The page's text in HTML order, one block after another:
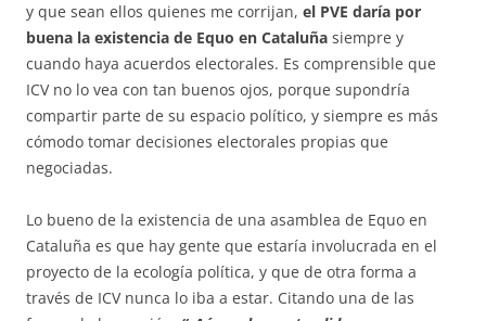
y que sean ellos quienes me corrijan, el PVE daría por
buena la existencia de Equo en Cataluña siempre y
cuando haya acuerdos electorales. Es comprensible que
ICV no lo vea con tan buenos ojos, porque supondría
compartir parte de su espacio político, y siempre es más
cómodo tomar decisiones electorales propias que
negociadas.
Lo bueno de la existencia de una asamblea de Equo en
Cataluña es que hay gente que estaría involucrada en el
proyecto de la ecología política, y que de otra forma a
través de ICV nunca lo iba a estar. Citando una de las